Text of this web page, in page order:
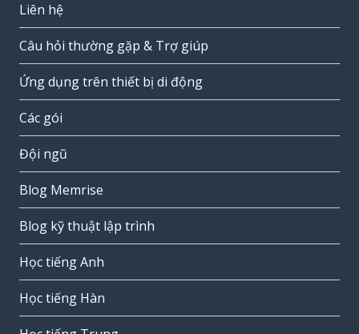
Liên hệ
Câu hỏi thường gặp & Trợ giúp
Ứng dụng trên thiết bị di động
Các gói
Đội ngũ
Blog Memrise
Blog kỹ thuật lập trình
Học tiếng Anh
Học tiếng Hàn